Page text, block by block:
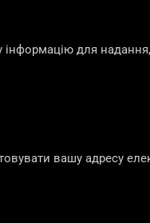
для
вашу адресу